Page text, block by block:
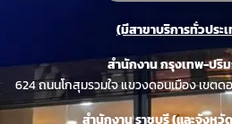
(มีสาขาบริการทั่วประ
สำนักงาน กรุงเทพ-ปริ
624 ถนนโกสุมรวมใจ แขวงดอนเมือง เขต
สำนักงาน ราชบุรี (และจังหวั